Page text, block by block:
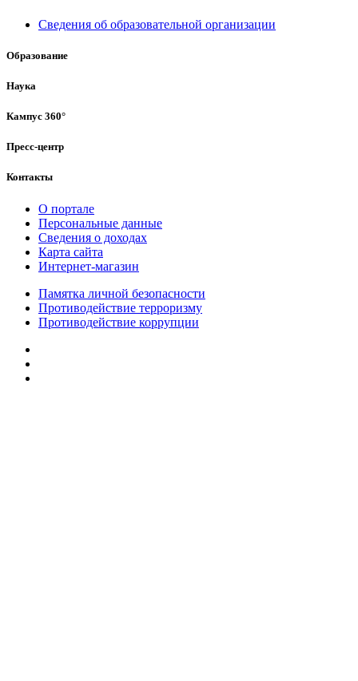
Сведения об образовательной организации
Образование
Наука
Кампус 360°
Пресс-центр
Контакты
О портале
Персональные данные
Сведения о доходах
Карта сайта
Интернет-магазин
Памятка личной безопасности
Противодействие терроризму
Противодействие коррупции